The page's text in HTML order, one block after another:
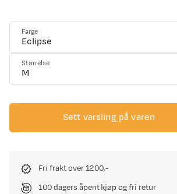
Farge
Eclipse
Størrelse
M
Sett varsling på varen
Fri frakt over 1200,-
100 dagers åpent kjøp og fri retur